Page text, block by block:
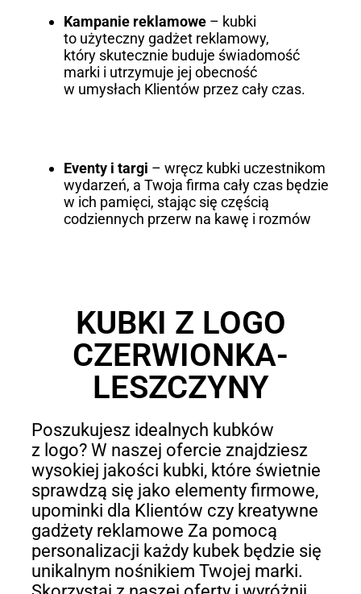
Kampanie reklamowe– kubki
to użyteczny gadżet reklamowy,
który skutecznie buduje świadomość
marki i utrzymuje jej obecność
w umysłach Klientów przez cały czas.
Eventy i targi – wręcz kubki uczestnikom
wydarzeń, a Twoja firma cały czas będzie
w ich pamięci, stając się częścią
codziennych przerw na kawę i rozmów
KUBKI Z LOGO
CZERWIONKA-
LESZCZYNY
Poszukujesz idealnych kubków
z logo? W naszej ofercie znajdziesz
wysokiej jakości kubki, które świetnie
sprawdzą się jako elementy firmowe,
upominki dla Klientów czy kreatywne
gadżety reklamowe Za pomocą
personalizacji każdy kubek będzie się
unikalnym nośnikiem Twojej marki.